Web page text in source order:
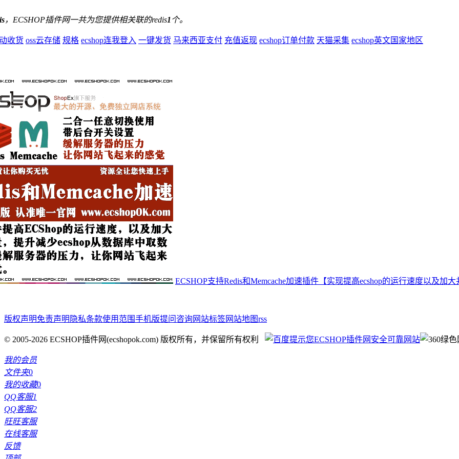
，ECSHOP插件网一共为您提供相关联的redis1个。
收货 oss云存储 规格 ecshop连我登入 一键发货 马来西亚支付 充值返现 ecshop订单付款 天猫采集 ecshop英文国家地区
ECSHOP支持Redis和Memcache加速插件【实现提高ecshop的运行速度以及加
版权声明免责声明 隐私条款使用范围手机版提问咨询 网站标签网站地图rss
© 2005-2026 ECSHOP插件网(ecshopok.com) 版权所有，并保留所有权利
我的会员
文件夹0
我的收藏0
QQ客服1
QQ客服2
旺旺客服
在线客服
反馈